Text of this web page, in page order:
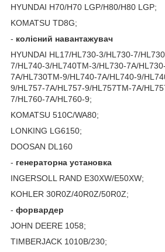
HYUNDAI H70/H70 LGP/H80/H80 LGP;
KOMATSU TD8G;
- колісний навантажувач
HYUNDAI HL17/HL730-3/HL730-7/
7/HL740-3/HL740TM-3/HL730-7A/
7A/HL730TM-9/HL740-7A/HL740-9/
9/HL757-7A/HL757-9/HL757TM-7A/
7/HL760-7A/HL760-9;
KOMATSU 510C/WA80;
LONKING LG6150;
DOOSAN DL160
- генераторна установка
INGERSOLL RAND E30XW/E50XW;
KOHLER 30R0Z/40R0Z/50R0Z;
- форвардер
JOHN DEERE 1058;
TIMBERJACK 1010B/230;